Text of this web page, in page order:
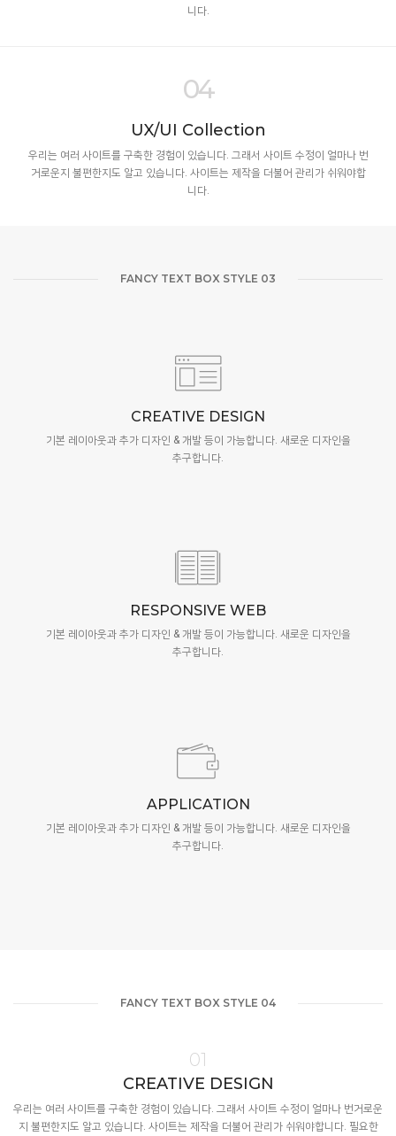
니다.
04
UX/UI Collection
우리는 여러 사이트를 구축한 경험이 있습니다. 그래서 사이트 수정이 얼마나 번
거로운지 불편한지도 알고 있습니다. 사이트는 제작을 더불어 관리가 쉬워야합
니다.
FANCY TEXT BOX STYLE 03
CREATIVE DESIGN
기본 레이아웃과 추가 디자인 & 개발 등이 가능합니다. 새로운 디자인을
추구합니다.
RESPONSIVE WEB
기본 레이아웃과 추가 디자인 & 개발 등이 가능합니다. 새로운 디자인을
추구합니다.
APPLICATION
기본 레이아웃과 추가 디자인 & 개발 등이 가능합니다. 새로운 디자인을
추구합니다.
FANCY TEXT BOX STYLE 04
01
CREATIVE DESIGN
우리는 여러 사이트를 구축한 경험이 있습니다. 그래서 사이트 수정이 얼마나 번거로운
지 불편한지도 알고 있습니다. 사이트는 제작을 더불어 관리가 쉬워야합니다. 필요한